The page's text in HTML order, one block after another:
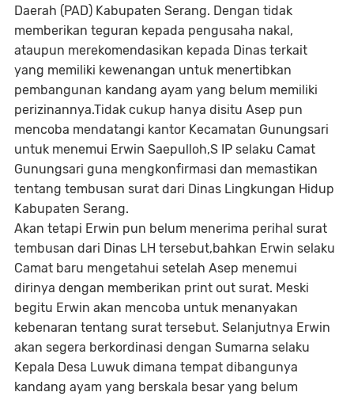
Daerah (PAD) Kabupaten Serang. Dengan tidak
memberikan teguran kepada pengusaha nakal,
ataupun merekomendasikan kepada Dinas terkait
yang memiliki kewenangan untuk menertibkan
pembangunan kandang ayam yang belum memiliki
perizinannya.Tidak cukup hanya disitu Asep pun
mencoba mendatangi kantor Kecamatan Gunungsari
untuk menemui Erwin Saepulloh,S IP selaku Camat
Gunungsari guna mengkonfirmasi dan memastikan
tentang tembusan surat dari Dinas Lingkungan Hidup
Kabupaten Serang.
Akan tetapi Erwin pun belum menerima perihal surat
tembusan dari Dinas LH tersebut,bahkan Erwin selaku
Camat baru mengetahui setelah Asep menemui
dirinya dengan memberikan print out surat. Meski
begitu Erwin akan mencoba untuk menanyakan
kebenaran tentang surat tersebut. Selanjutnya Erwin
akan segera berkordinasi dengan Sumarna selaku
Kepala Desa Luwuk dimana tempat dibangunya
kandang ayam yang berskala besar yang belum